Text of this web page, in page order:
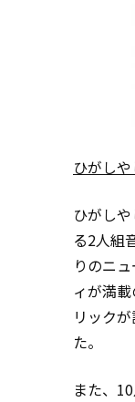
ひがし
ひがし
る2人組
りのニ
ィが満
リック
た。
また、